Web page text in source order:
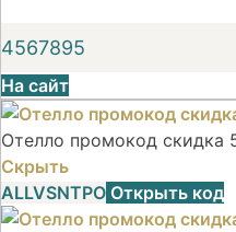
4567895
На сайт
Отелло промокод скидка
Скрыть
ALLVSNTPO Открыть код